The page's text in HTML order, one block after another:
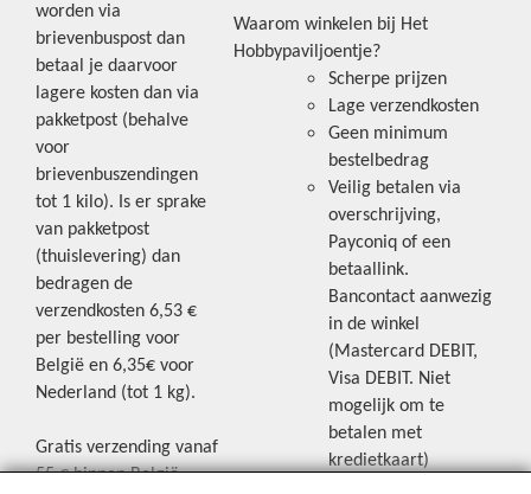
worden via
brievenbuspost dan
betaal je daarvoor
lagere kosten dan via
pakketpost (behalve
voor
brievenbuszendingen
tot 1 kilo). Is er sprake
van pakketpost
(thuislevering) dan
bedragen de
verzendkosten 6,53 €
per bestelling voor
België en 6,35€ voor
Nederland (tot 1 kg).
Gratis verzending vanaf
55 € binnen België.
Waarom winkelen bij Het
Hobbypaviljoentje?
Scherpe prijzen
Lage verzendkosten
Geen minimum
bestelbedrag
Veilig betalen via
overschrijving,
Payconiq of een
betaallink.
Bancontact aanwezig
in de winkel
(Mastercard DEBIT,
Visa DEBIT. Niet
mogelijk om te
betalen met
kredietkaart)